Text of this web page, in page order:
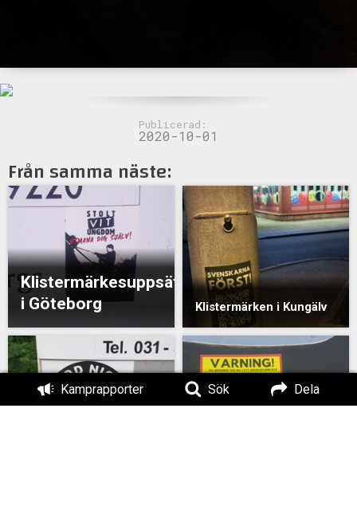
Kamprapporter Sök Dela
Publicerad:
2020-10-01
Från samma näste:
Klistermärkesuppsättning
i Göteborg
Klistermärken i Kungälv